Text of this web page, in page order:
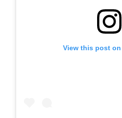
View this post